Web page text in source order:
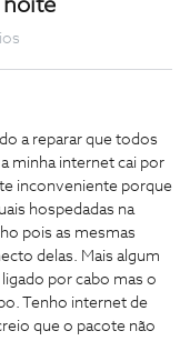
noite
a reparar que todos
minha internet cai por
inconveniente porque
hospedadas na
pois as mesmas
delas. Mais algum
por cabo mas o
Tenho internet de
que o pacote não